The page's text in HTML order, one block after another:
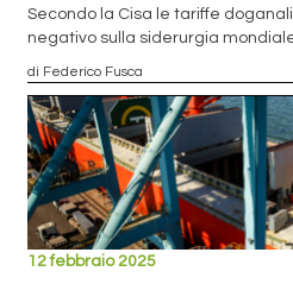
Secondo la Cisa le tariffe
negativo sulla siderurgia
di Federico Fusca
12 febbraio 2025